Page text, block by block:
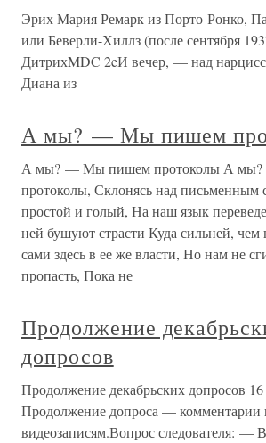
Эрих Мария Ремарк из Порто-Ронко,
или Беверли-Хиллз (после сентября
ДитрихMDC 2eИ вечер, — над
Диана из
А мы? — Мы пишем
А мы? — Мы пишем протоколы А
протоколы, Склонясь над письменным
простой и голый, На наш язык
ней бушуют страсти Куда сильней,
сами здесь в ее же власти, Но нам не
пропасть, Пока не
Продолжение
допросов
Продолжение декабрьских допросов 16
Продолжение допроса — комментарии
видеозаписям.Вопрос следователя: —